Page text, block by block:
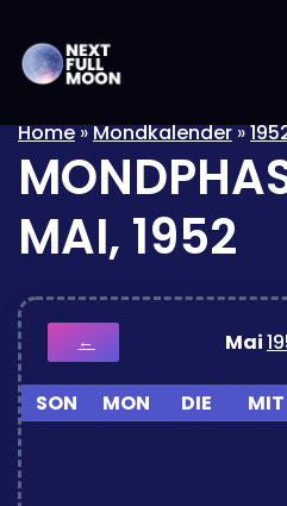
Home»Mondkalender»
MAI, 1952
← Mai
SON MON DIE MIT